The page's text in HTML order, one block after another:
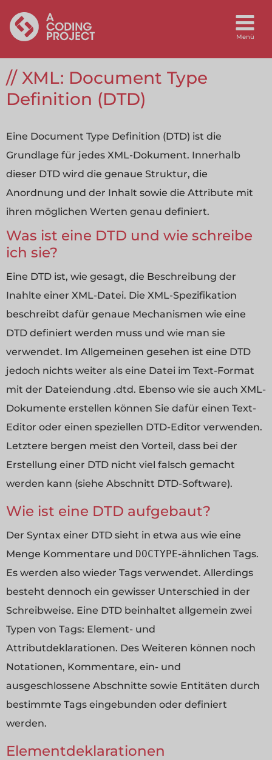
XML: Document Type
Definition (DTD)
Eine Document Type Definition (DTD) ist die
Grundlage für jedes XML-Dokument. Innerhalb
dieser DTD wird die genaue Struktur, die
Anordnung und der Inhalt sowie die Attribute mit
ihren möglichen Werten genau definiert.
Was ist eine DTD und wie schreibe
ich sie?
Eine DTD ist, wie gesagt, die Beschreibung der
Inahlte einer XML-Datei. Die XML-Spezifikation
beschreibt dafür genaue Mechanismen wie eine
DTD definiert werden muss und wie man sie
verwendet. Im Allgemeinen gesehen ist eine DTD
jedoch nichts weiter als eine Datei im Text-Format
mit der Dateiendung .dtd. Ebenso wie sie auch XML-
Dokumente erstellen können Sie dafür einen Text-
Editor oder einen speziellen DTD-Editor verwenden.
Letztere bergen meist den Vorteil, dass bei der
Erstellung einer DTD nicht viel falsch gemacht
werden kann (siehe Abschnitt DTD-Software).
Wie ist eine DTD aufgebaut?
Der Syntax einer DTD sieht in etwa aus wie eine
Menge Kommentare und DOCTYPE-ähnlichen Tags.
Es werden also wieder Tags verwendet. Allerdings
besteht dennoch ein gewisser Unterschied in der
Schreibweise. Eine DTD beinhaltet allgemein zwei
Typen von Tags: Element- und
Attributdeklarationen. Des Weiteren können noch
Notationen, Kommentare, ein- und
ausgeschlossene Abschnitte sowie Entitäten durch
bestimmte Tags eingebunden oder definiert
werden.
Elementdeklarationen